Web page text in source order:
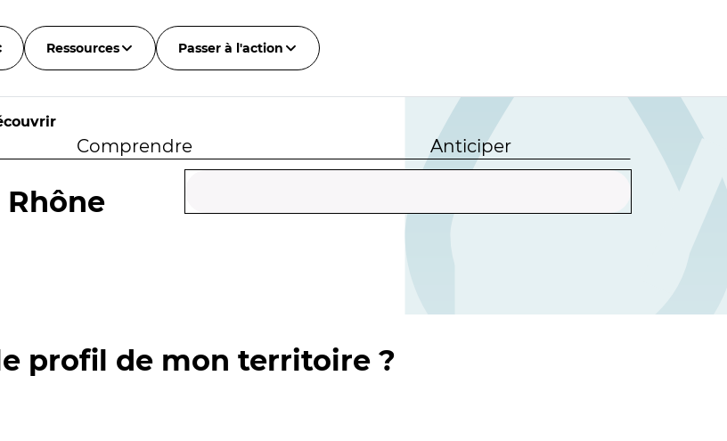
Ressources Passer à l'action
Comprendre Anticiper
Rhône
profil de mon territoire ?